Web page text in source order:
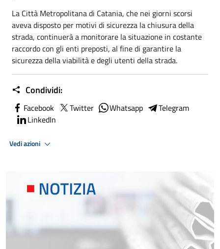
La Città Metropolitana di Catania, che nei giorni scorsi
aveva disposto per motivi di sicurezza la chiusura della
strada, continuerà a monitorare la situazione in costante
raccordo con gli enti preposti, al fine di garantire la
sicurezza della viabilità e degli utenti della strada.
Condividi:
Facebook Twitter Whatsapp
Telegram
LinkedIn
Vedi azioni